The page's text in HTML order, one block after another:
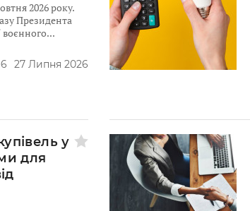
2026 року.
Президента
27 Липня 2026
у
для